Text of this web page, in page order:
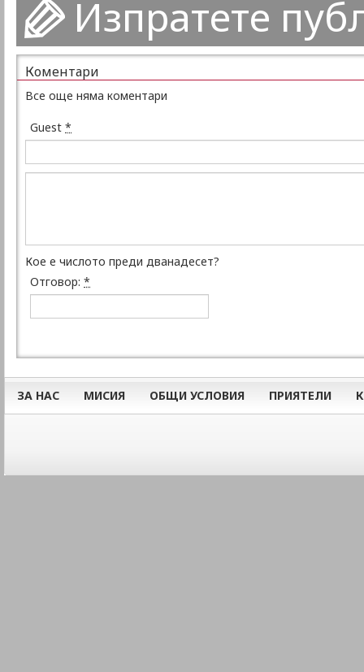
Изпратете
Коментари
Все още няма коментари
Guest *
Кое е числото преди дванадесет?
Отговор: *
ЗА НАС МИСИЯ ОБЩИ УСЛОВИЯ ПРИЯТЕЛИ